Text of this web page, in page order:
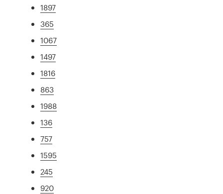
1897
365
1067
1497
1816
863
1988
136
757
1595
245
920